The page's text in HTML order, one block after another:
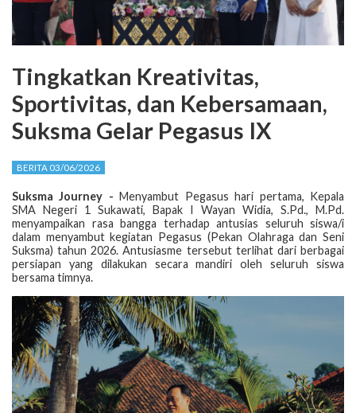
Tingkatkan Kreativitas,
Sportivitas, dan Kebersamaan,
Suksma Gelar Pegasus IX
BERITA 03/06/2026
Suksma Journey -Menyambut Pegasus hari pertama, Kepala
SMA Negeri 1 Sukawati, Bapak I Wayan Widia, S.Pd., M.Pd.
menyampaikan rasa bangga terhadap antusias seluruh siswa/i
dalam menyambut kegiatan Pegasus (Pekan Olahraga dan Seni
Suksma) tahun 2026. Antusiasme tersebut terlihat dari berbagai
persiapan yang dilakukan secara mandiri oleh seluruh siswa
bersama timnya.